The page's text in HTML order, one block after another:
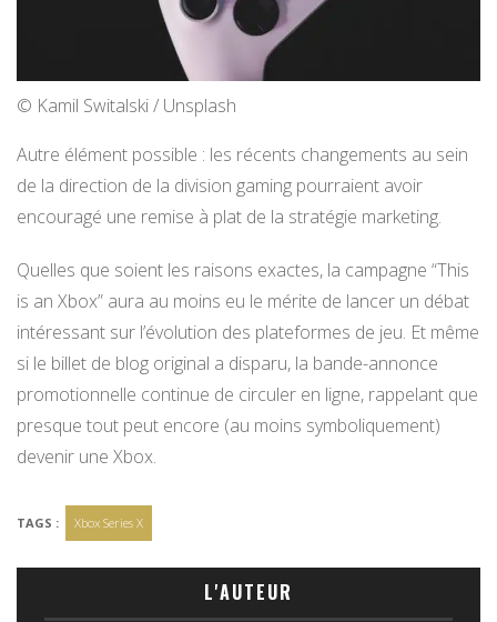
© Kamil Switalski / Unsplash
Autre élément possible : les récents changements au sein
de la direction de la division gaming pourraient avoir
encouragé une remise à plat de la stratégie marketing.
Quelles que soient les raisons exactes, la campagne “This
is an Xbox” aura au moins eu le mérite de lancer un débat
intéressant sur l’évolution des plateformes de jeu. Et même
si le billet de blog original a disparu, la bande-annonce
promotionnelle continue de circuler en ligne, rappelant que
presque tout peut encore (au moins symboliquement)
devenir une Xbox.
TAGS : Xbox Series X
L'AUTEUR